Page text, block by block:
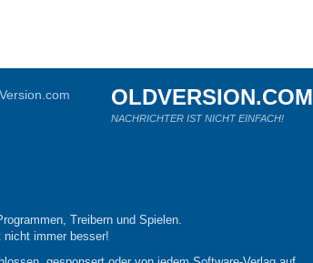
OLDVERSION.COM
NACHRICHTER IST NICHT EINFACH!
Treibern und Spielen.
nicht immer besser!